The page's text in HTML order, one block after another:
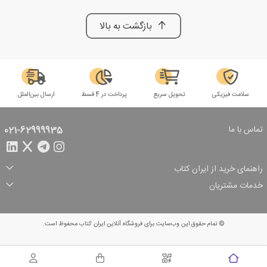
بازگشت به بالا
سلامت فیزیکی تحویل سریع پرداخت در 4 قسط ارسال بین‌الملل
تماس با ما 021-62999935
راهنمای خرید از ایران کتاب
ثبت سفارش
شرایط ارسال سفارش
شیوه پرداخت
تخفیف‌های خرید
خدمات مشتریان
© تمام حقوق این وب‌سایت برای فروشگاه آنلاین ایران کتاب محفوظ است.
سبد خرید